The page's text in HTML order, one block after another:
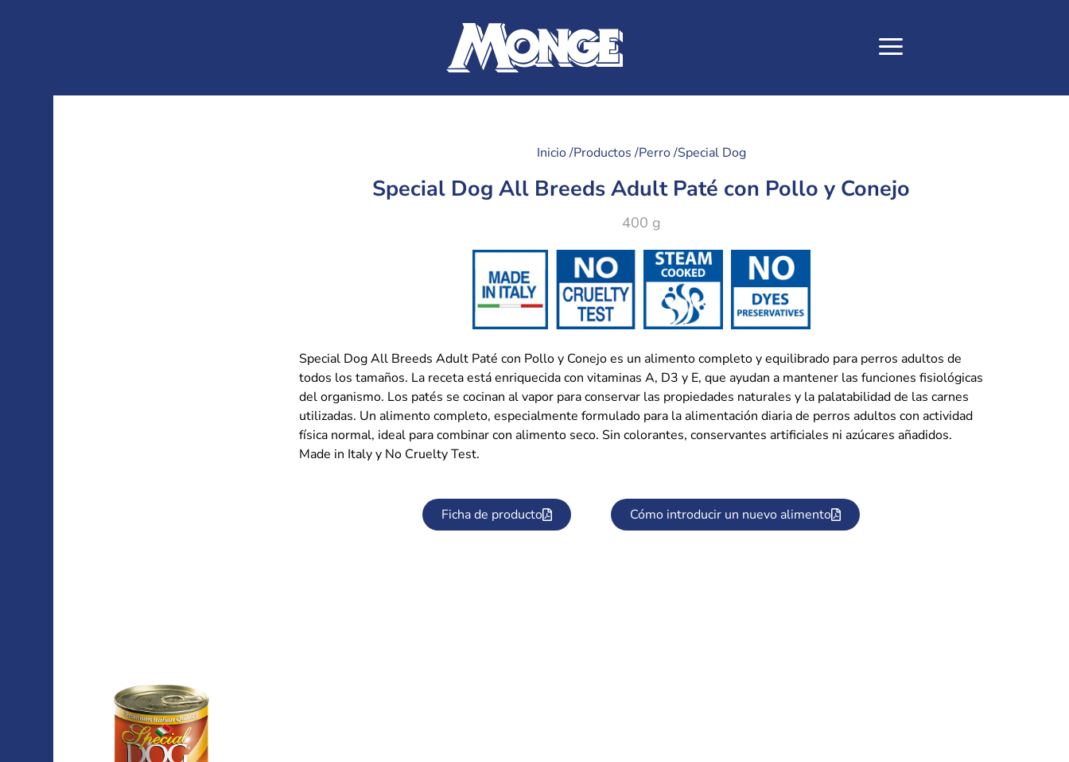
Inicio /Productos /Perro /Special Dog
Special Dog All Breeds Adult Paté con Pollo y Conejo
400 g
Special Dog All Breeds Adult Paté con Pollo y Conejo es un alimento completo y equilibrado para perros adultos de
todos los tamaños. La receta está enriquecida con vitaminas A, D3 y E, que ayudan a mantener las funciones fisiológicas
del organismo. Los patés se cocinan al vapor para conservar las propiedades naturales y la palatabilidad de las carnes
utilizadas. Un alimento completo, especialmente formulado para la alimentación diaria de perros adultos con actividad
física normal, ideal para combinar con alimento seco. Sin colorantes, conservantes artificiales ni azúcares añadidos.
Made in Italy y No Cruelty Test.
Ficha de producto Cómo introducir un nuevo alimento